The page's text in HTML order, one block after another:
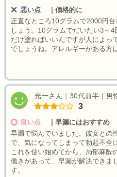
悪い点
価格的に
正直なところ10グラムで2000円
しょう。10グラムでだいたい3～
だけ塗ればいいんですが人によっ
でしょうね。アレルギーがある方
光一さん｜30代前半｜男
3
良い点
早漏にはおすすめ
早漏で悩んでいました。彼女との
で、気になってしまって勃起不全
これを使い始めてから、局部麻酔
働きがあって、早漏が解決できま
す。